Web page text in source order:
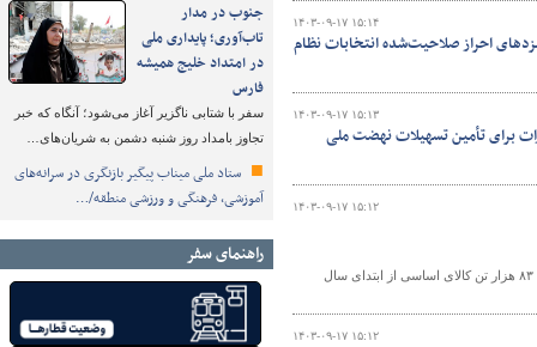
جنوب در مدار
تاب‌آوری؛ پایداری ملی
در امتداد خلیج همیشه
فارس
سفر با شتابی ناگزیر آغاز می‌شود؛ آنگاه که خبر
تجاوز بامداد روز شنبه دشمن به شریان‌های…
ستاد ملی میناب پیگیر بازنگری در سرانه‌های
آموزشی، فرهنگی و ورزشی منطقه/…
راهنمای سفر
۱۴۰۳-۰۹-۱۷ ۱۵:۱۴
احراز صلاحیت‌شده انتخابات نظام
۱۴۰۳-۰۹-۱۷ ۱۵:۱۳
برای تأمین تسهیلات نهضت ملی
۱۴۰۳-۰۹-۱۷ ۱۵:۱۲
رئیس اداره حمل و نقل کالای اداره کل راهداری و حمل و نقل جاده‌ای استان بوشهر گفت: ۸۳ هزار تن کالای اساسی از ابتدای سال
۱۴۰۳-۰۹-۱۷ ۱۵:۱۲